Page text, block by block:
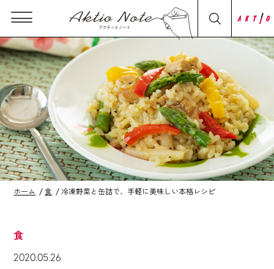
ホーム 食 冷凍野菜と缶詰で、手軽に美味しい本格レシピ
食
2020.05.26